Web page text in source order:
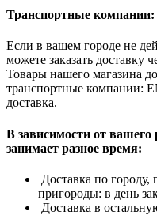
Транспортные компании:
Если в вашем городе не
можете заказать доставку
Товары нашего магазина
транспортные компании:
доставка.
В зависимости от вашего
занимает разное время:
Доставка по городу,
пригороды: в день
Доставка в